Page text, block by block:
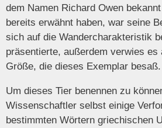
dem Namen Richard Owen
bereits erwähnt haben, war seine
sich auf die Wandercharakteristik
präsentierte, außerdem verwies es
Größe, die dieses Exemplar besaß.
Um dieses Tier benennen zu
Wissenschaftler selbst einige
bestimmten Wörtern griechischen